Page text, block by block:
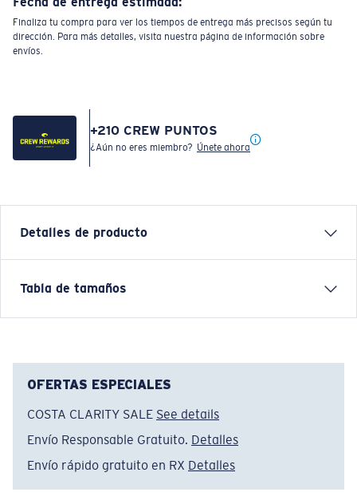
Finaliza tu compra para ver los tiempos de entrega más precisos según tu
dirección. Para más detalles, visita nuestra página de información sobre
envíos.
+210 CREW PUNTOS
¿Aún no eres miembro? Únete ahora
Detalles de producto
Inspired by water and fueled by adventure, Costa T-
Artículo n.°:FQA401311-001
Tamaño:L
Tabla de tamaños
OFERTAS ESPECIALES
COSTA CLARITY SALE See details
Envío Responsable Gratuito. Detalles
Envío rápido gratuito en RX Detalles